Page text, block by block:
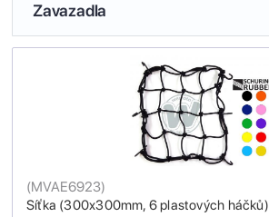
Zavazadla
Síťka (300x300mm, 6 plastových háčků)
(MVAE6923)